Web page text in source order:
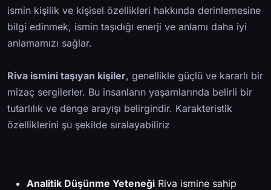
ismin kişilik ve kişisel özellikleri hakkında derinlemesine
bilgi edinmek, ismin taşıdığı enerji ve anlamı daha iyi
anlamamızı sağlar.
Riva ismini taşıyan kişiler, genellikle güçlü ve kararlı bir
mizaç sergilerler. Bu insanların yaşamlarında belirli bir
tutarlılık ve denge arayışı belirgindir. Karakteristik
özelliklerini şu şekilde sıralayabiliriz
Analitik Düşünme Yeteneği Riva ismine sahip